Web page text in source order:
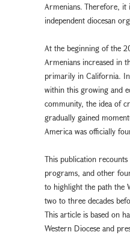
Armenians. Therefore, it
independent diocesan
At the beginning of the
Armenians increased in
primarily in California.
within this growing and
community, the idea of
gradually gained
America was officially
This publication
programs, and other
to highlight the path the
two to three decades
This article is based on
Western Diocese and